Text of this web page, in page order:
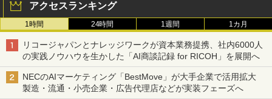
アクセスランキング
1時間 24時間 1週間 1カ月
リコージャパンとナレッジワークが資本業務提携、社内6000人
の実践ノウハウを生かした「AI商談記録 for RICOH」を展開へ
NECのAIマーケティング「BestMove」が大手企業で活用拡大
製造・流通・小売企業・広告代理店などが実装フェーズへ